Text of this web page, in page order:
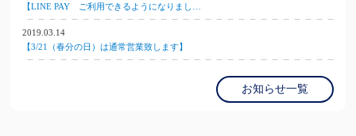
【LINE PAY ご利用できるようになりまし…
2019.03.14
【3/21（春分の日）は通常営業致します】
お知らせ一覧